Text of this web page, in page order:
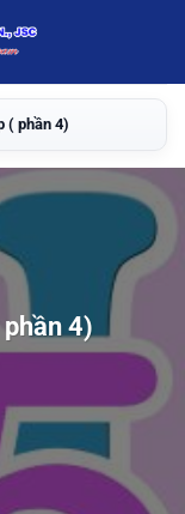
( phần 4)
4)